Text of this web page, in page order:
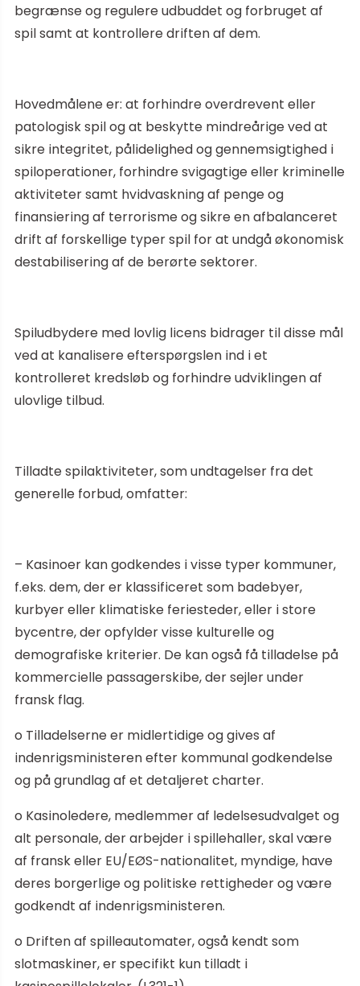
begrænse og regulere udbuddet og forbruget af
spil samt at kontrollere driften af dem.
Hovedmålene er: at forhindre overdrevent eller
patologisk spil og at beskytte mindreårige ved at
sikre integritet, pålidelighed og gennemsigtighed i
spiloperationer, forhindre svigagtige eller kriminelle
aktiviteter samt hvidvaskning af penge og
finansiering af terrorisme og sikre en afbalanceret
drift af forskellige typer spil for at undgå økonomisk
destabilisering af de berørte sektorer.
Spiludbydere med lovlig licens bidrager til disse mål
ved at kanalisere efterspørgslen ind i et
kontrolleret kredsløb og forhindre udviklingen af
ulovlige tilbud.
Tilladte spilaktiviteter, som undtagelser fra det
generelle forbud, omfatter:
– Kasinoer kan godkendes i visse typer kommuner,
f.eks. dem, der er klassificeret som badebyer,
kurbyer eller klimatiske feriesteder, eller i store
bycentre, der opfylder visse kulturelle og
demografiske kriterier. De kan også få tilladelse på
kommercielle passagerskibe, der sejler under
fransk flag.
o Tilladelserne er midlertidige og gives af
indenrigsministeren efter kommunal godkendelse
og på grundlag af et detaljeret charter.
o Kasinoledere, medlemmer af ledelsesudvalget og
alt personale, der arbejder i spillehaller, skal være
af fransk eller EU/EØS-nationalitet, myndige, have
deres borgerlige og politiske rettigheder og være
godkendt af indenrigsministeren.
o Driften af spilleautomater, også kendt som
slotmaskiner, er specifikt kun tilladt i